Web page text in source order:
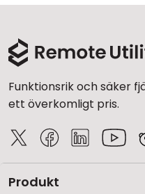
Funktionsrik och säker
ett överkomligt pris.
Produkt